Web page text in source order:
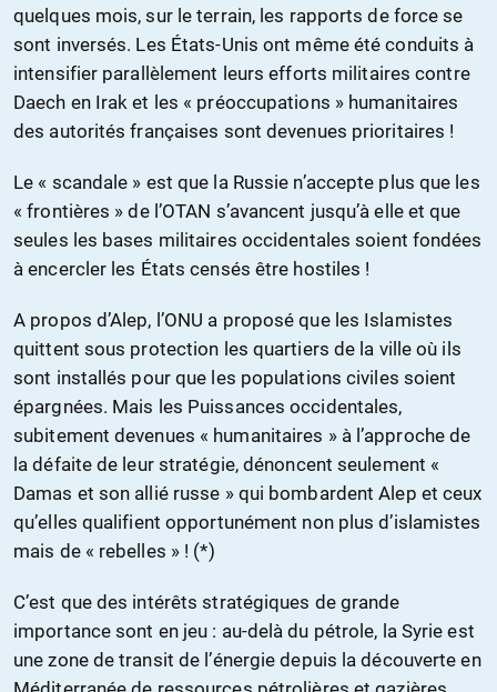
quelques mois, sur le terrain, les rapports de force se
sont inversés. Les États-Unis ont même été conduits à
intensifier parallèlement leurs efforts militaires contre
Daech en Irak et les « préoccupations » humanitaires
des autorités françaises sont devenues prioritaires !
Le « scandale » est que la Russie n’accepte plus que les
« frontières » de l’OTAN s’avancent jusqu’à elle et que
seules les bases militaires occidentales soient fondées
à encercler les États censés être hostiles !
A propos d’Alep, l’ONU a proposé que les Islamistes
quittent sous protection les quartiers de la ville où ils
sont installés pour que les populations civiles soient
épargnées. Mais les Puissances occidentales,
subitement devenues « humanitaires » à l’approche de
la défaite de leur stratégie, dénoncent seulement «
Damas et son allié russe » qui bombardent Alep et ceux
qu’elles qualifient opportunément non plus d’islamistes
mais de « rebelles » ! (*)
C’est que des intérêts stratégiques de grande
importance sont en jeu : au-delà du pétrole, la Syrie est
une zone de transit de l’énergie depuis la découverte en